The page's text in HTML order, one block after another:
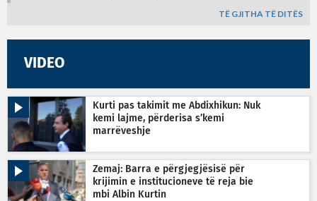
TË GJITHA TË DITËS
VIDEO
Kurti pas takimit me Abdixhikun: Nuk
kemi lajme, përderisa s’kemi
marrëveshje
Zemaj: Barra e përgjegjësisë për
krijimin e institucioneve të reja bie
mbi Albin Kurtin